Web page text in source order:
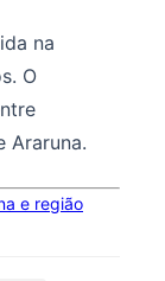
na
O
Araruna.
e região